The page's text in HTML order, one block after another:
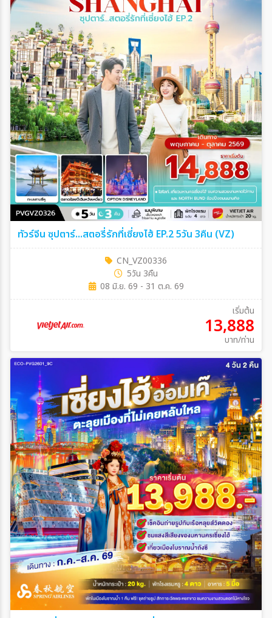
ทัวร์จีน ซุปตาร์...สตอรี่รักที่เซี่ยงไฮ้ EP.2 5วัน 3คืน (VZ)
CN_VZ00336
5วัน 3คืน
08 มิ.ย. 69 - 31 ต.ค. 69
เริ่มต้น
13,888
บาท/ท่าน